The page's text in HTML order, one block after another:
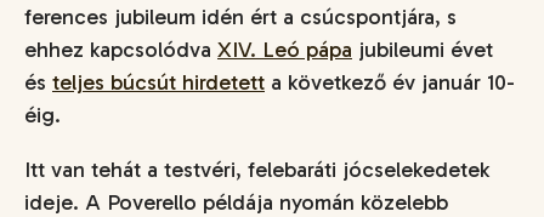
ferences jubileum idén ért a csúcspontjára, s
ehhez kapcsolódva XIV. Leó pápa jubileumi évet
és teljes búcsút hirdetett a következő év január 10-
éig.
Itt van tehát a testvéri, felebaráti jócselekedetek
ideje. A Poverello példája nyomán közelebb